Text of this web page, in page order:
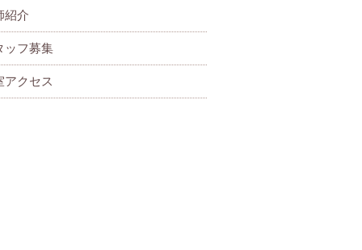
紹介
ッフ募集
アクセス